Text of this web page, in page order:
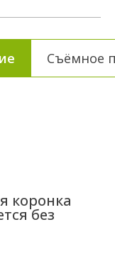
Съёмное
коронка
без